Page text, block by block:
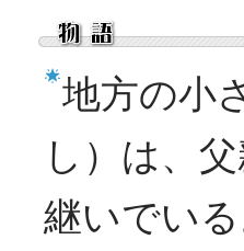
地方の小
し）は、
継いでい